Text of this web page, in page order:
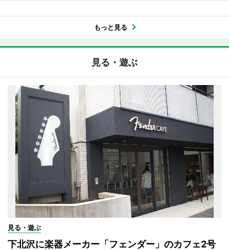
もっと見る
見る・遊ぶ
見る・遊ぶ
下北沢に楽器メーカー「フェンダー」のカフェ2号